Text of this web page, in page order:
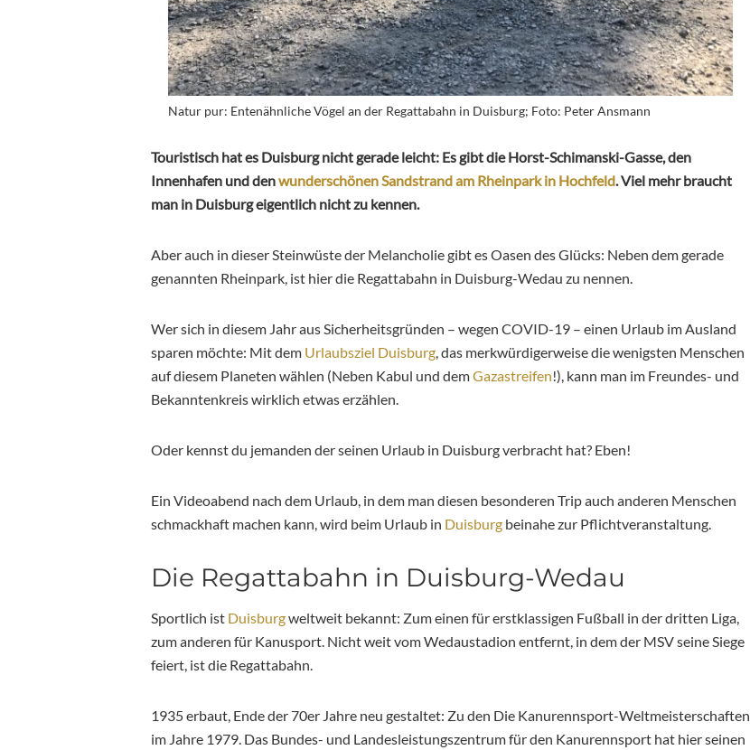
Natur pur: Entenähnliche Vögel an der Regattabahn in Duisburg; Foto: Peter Ansmann
Touristisch hat es Duisburg nicht gerade leicht: Es gibt die Horst-Schimanski-Gasse, den
Innenhafen und denwunderschönen Sandstrand am Rheinpark in Hochfeld. Viel mehr braucht
man in Duisburg eigentlich nicht zu kennen.
Aber auch in dieser Steinwüste der Melancholie gibt es Oasen des Glücks: Neben dem gerade
genannten Rheinpark, ist hier die Regattabahn in Duisburg-Wedau zu nennen.
Wer sich in diesem Jahr aus Sicherheitsgründen – wegen COVID-19 – einen Urlaub im Ausland
sparen möchte: Mit dem Urlaubsziel Duisburg , das merkwürdigerweise die wenigsten Menschen
auf diesem Planeten wählen (Neben Kabul und demGazastreifen!), kann man im Freundes- und
Bekanntenkreis wirklich etwas erzählen.
Oder kennst du jemanden der seinen Urlaub in Duisburg verbracht hat? Eben!
Ein Videoabend nach dem Urlaub, in dem man diesen besonderen Trip auch anderen Menschen
schmackhaft machen kann, wird beim Urlaub in Duisburg beinahe zur Pflichtveranstaltung.
Die Regattabahn in Duisburg-Wedau
Sportlich ist Duisburgweltweit bekannt: Zum einen für erstklassigen Fußball in der dritten Liga,
zum anderen für Kanusport. Nicht weit vom Wedaustadion entfernt, in dem der MSV seine Siege
feiert, ist die Regattabahn.
1935 erbaut, Ende der 70er Jahre neu gestaltet: Zu den Die Kanurennsport-Weltmeisterschaften
im Jahre 1979. Das Bundes- und Landesleistungszentrum für den Kanurennsport hat hier seinen